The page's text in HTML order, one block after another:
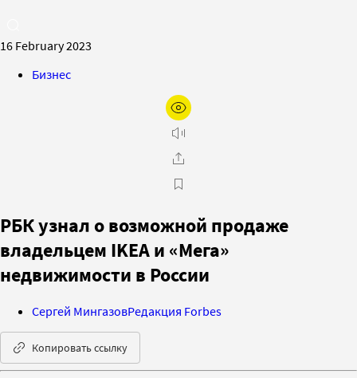
16 February 2023
Бизнес
РБК узнал о возможной продаже
владельцем IKEA и «Мега»
недвижимости в России
Сергей МингазовРедакция Forbes
Копировать ссылку